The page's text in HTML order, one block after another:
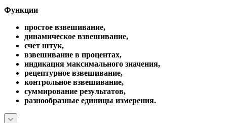
Функции
простое взвешивание,
динамическое взвешивание,
счет штук,
взвешивание в процентах,
индикация максимального значения,
рецептурное взвешивание,
контрольное взвешивание,
суммирование результатов,
разнообразные единицы измерения.